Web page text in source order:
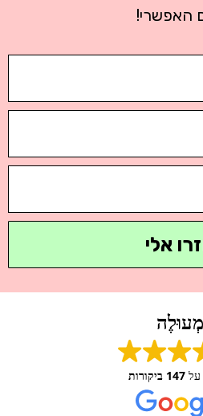
האפשרי!
אלי
מְעוּלֶה
על147 ביקורות